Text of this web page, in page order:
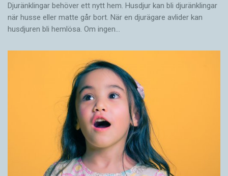
Djuränklingar behöver ett nytt hem. Husdjur kan bli djuränklingar
när husse eller matte går bort. När en djurägare avlider kan
husdjuren bli hemlösa. Om ingen…